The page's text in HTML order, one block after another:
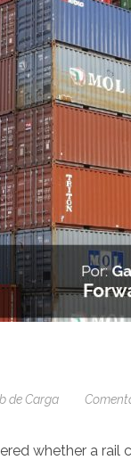
de Carga
whether a rail